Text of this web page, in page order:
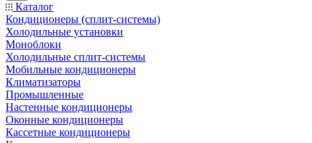
Каталог
Кондиционеры (сплит-системы)
Холодильные установки
Моноблоки
Холодильные сплит-системы
Мобильные кондиционеры
Климатизаторы
Промышленные
Настенные кондиционеры
Оконные кондиционеры
Кассетные кондиционеры